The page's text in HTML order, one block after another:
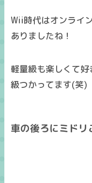
Wii時代はオンライ
ありましたね！
軽量級も楽しくて
級つかってます(笑)
車の後ろにミドリ